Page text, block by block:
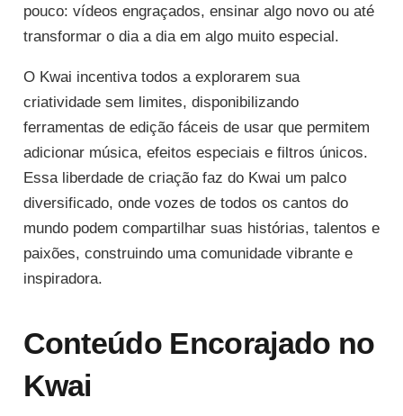
pouco: vídeos engraçados, ensinar algo novo ou até
transformar o dia a dia em algo muito especial.
O Kwai incentiva todos a explorarem sua
criatividade sem limites, disponibilizando
ferramentas de edição fáceis de usar que permitem
adicionar música, efeitos especiais e filtros únicos.
Essa liberdade de criação faz do Kwai um palco
diversificado, onde vozes de todos os cantos do
mundo podem compartilhar suas histórias, talentos e
paixões, construindo uma comunidade vibrante e
inspiradora.
Conteúdo Encorajado no
Kwai